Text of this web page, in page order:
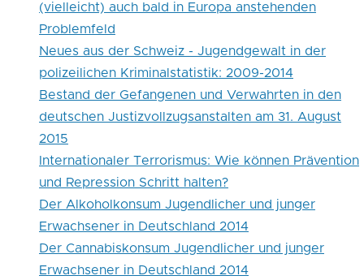
(vielleicht) auch bald in Europa anstehenden
Problemfeld
Neues aus der Schweiz - Jugendgewalt in der
polizeilichen Kriminalstatistik: 2009-2014
Bestand der Gefangenen und Verwahrten in den
deutschen Justizvollzugsanstalten am 31. August
2015
Internationaler Terrorismus: Wie können Prävention
und Repression Schritt halten?
Der Alkoholkonsum Jugendlicher und junger
Erwachsener in Deutschland 2014
Der Cannabiskonsum Jugendlicher und junger
Erwachsener in Deutschland 2014